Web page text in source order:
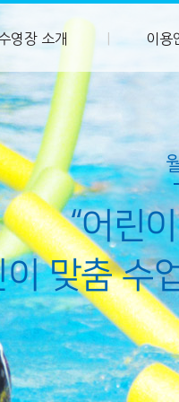
영장 소개 이용
“어린
맞춤 수